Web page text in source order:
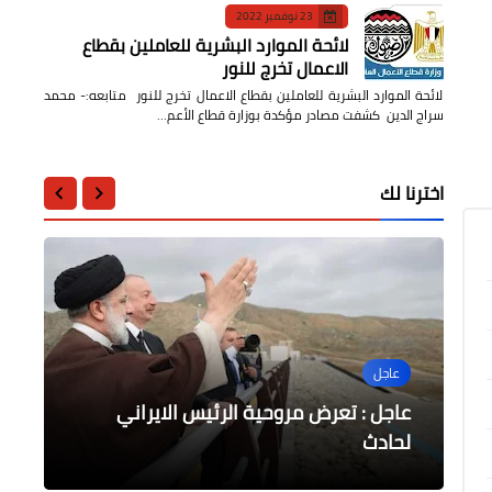
23 نوفمبر 2022
لائحة الموارد البشرية للعاملين بقطاع
الاعمال تخرج للنور
لائحة الموارد البشرية للعاملين بقطاع الاعمال تخرج للنور متابعه:- محمد
سراج الدين كشفت مصادر مؤكدة بوزارة قطاع الأعم…
اخترنا لك
عاجل
عاجل : تعرض مروحية الرئيس الايراني
لحادث
أخبار مصر
السيسي يقدم التهنئة للرئيس التشادي
لفوزه في الانتخابات الرئاسية
محافظات
وزارة الشباب والرياضة تطلق حملة
بشبابها بالسويس
جامعات
جامعة بنها تشارك في مؤتمر التعليم
المعاصر بالعالم الإسلامي
الرياضة
غيابات الزمالك امام نهضة بركان في
نهائي الكونفدرالية